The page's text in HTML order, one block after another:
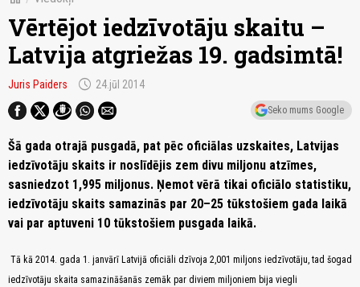
Vērtējot iedzīvotāju skaitu –
Latvija atgriežas 19. gadsimtā!
Juris Paiders schedule 24.jūl 2014
Seko mums Google
Šā gada otrajā pusgadā, pat pēc oficiālas uzskaites, Latvijas
iedzīvotāju skaits ir noslīdējis zem divu miljonu atzīmes,
sasniedzot 1,995 miljonus. Ņemot vērā tikai oficiālo statistiku,
iedzīvotāju skaits samazinās par 20–25 tūkstošiem gada laikā
vai par aptuveni 10 tūkstošiem pusgada laikā.
Tā kā 2014. gada 1. janvārī Latvijā oficiāli dzīvoja 2,001 miljons iedzīvotāju, tad šogad
iedzīvotāju skaita samazināšanās zemāk par diviem miljoniem bija viegli